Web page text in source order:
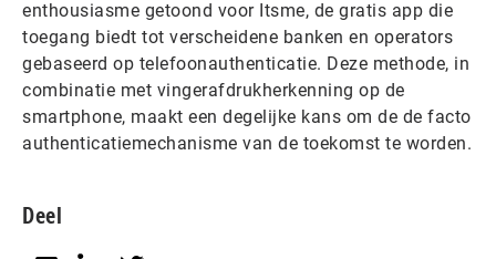
enthousiasme getoond voor Itsme, de gratis app die
toegang biedt tot verscheidene banken en operators
gebaseerd op telefoonauthenticatie. Deze methode, in
combinatie met vingerafdrukherkenning op de
smartphone, maakt een degelijke kans om de de facto
authenticatiemechanisme van de toekomst te worden.
Deel